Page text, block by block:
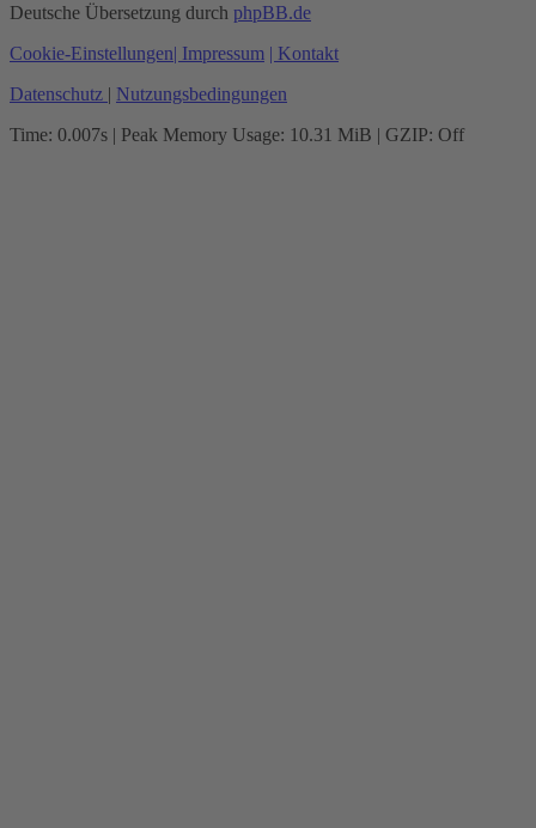
Deutsche Übersetzung durch phpBB.de
Cookie-Einstellungen| Impressum | Kontakt
Datenschutz | Nutzungsbedingungen
Time: 0.007s | Peak Memory Usage: 10.31 MiB | GZIP: Off